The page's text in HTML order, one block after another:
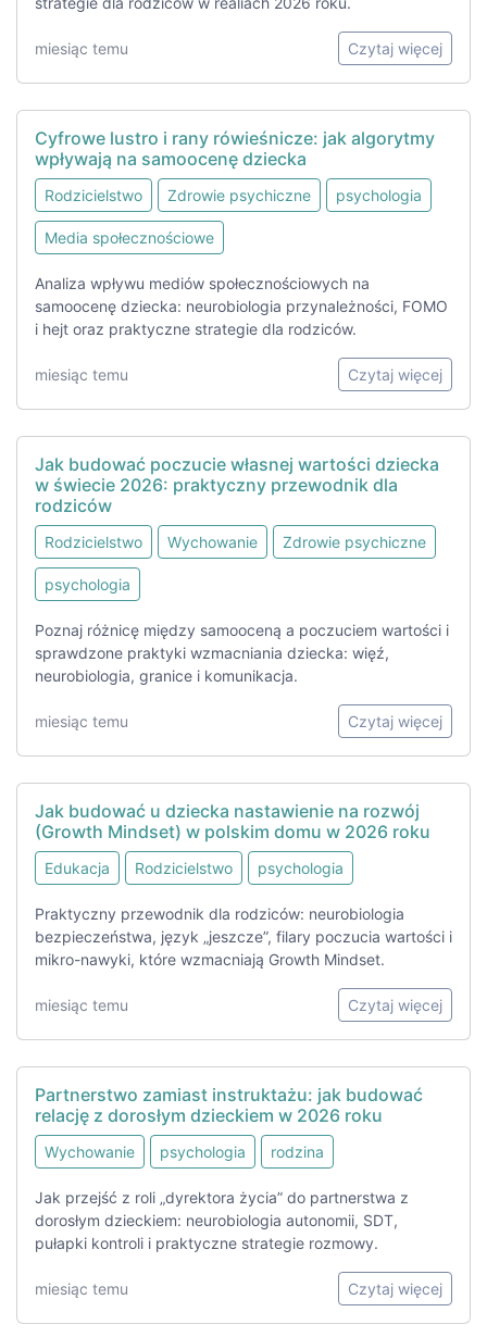
miesiąc temu Czytaj więcej
Cyfrowe lustro i rany rówieśnicze: jak algorytmy
wpływają na samoocenę dziecka
Rodzicielstwo Zdrowie psychiczne psychologia
Media społecznościowe
Analiza wpływu mediów społecznościowych na
samoocenę dziecka: neurobiologia przynależności, FOMO
i hejt oraz praktyczne strategie dla rodziców.
miesiąc temu Czytaj więcej
Jak budować poczucie własnej wartości dziecka
w świecie 2026: praktyczny przewodnik dla
rodziców
Rodzicielstwo Wychowanie Zdrowie psychiczne
psychologia
Poznaj różnicę między samooceną a poczuciem wartości i
sprawdzone praktyki wzmacniania dziecka: więź,
neurobiologia, granice i komunikacja.
miesiąc temu Czytaj więcej
Jak budować u dziecka nastawienie na rozwój
(Growth Mindset) w polskim domu w 2026 roku
Edukacja Rodzicielstwo psychologia
Praktyczny przewodnik dla rodziców: neurobiologia
bezpieczeństwa, język „jeszcze”, filary poczucia wartości i
mikro-nawyki, które wzmacniają Growth Mindset.
miesiąc temu Czytaj więcej
Partnerstwo zamiast instruktażu: jak budować
relację z dorosłym dzieckiem w 2026 roku
Wychowanie psychologia rodzina
Jak przejść z roli „dyrektora życia” do partnerstwa z
dorosłym dzieckiem: neurobiologia autonomii, SDT,
pułapki kontroli i praktyczne strategie rozmowy.
miesiąc temu Czytaj więcej